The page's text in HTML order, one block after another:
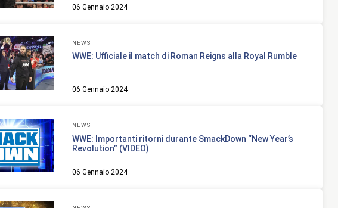
06 Gennaio 2024
NEWS
WWE: Ufficiale il match di Roman Reigns alla Royal Rumble
06 Gennaio 2024
NEWS
WWE: Importanti ritorni durante SmackDown “New Year’s
Revolution” (VIDEO)
06 Gennaio 2024